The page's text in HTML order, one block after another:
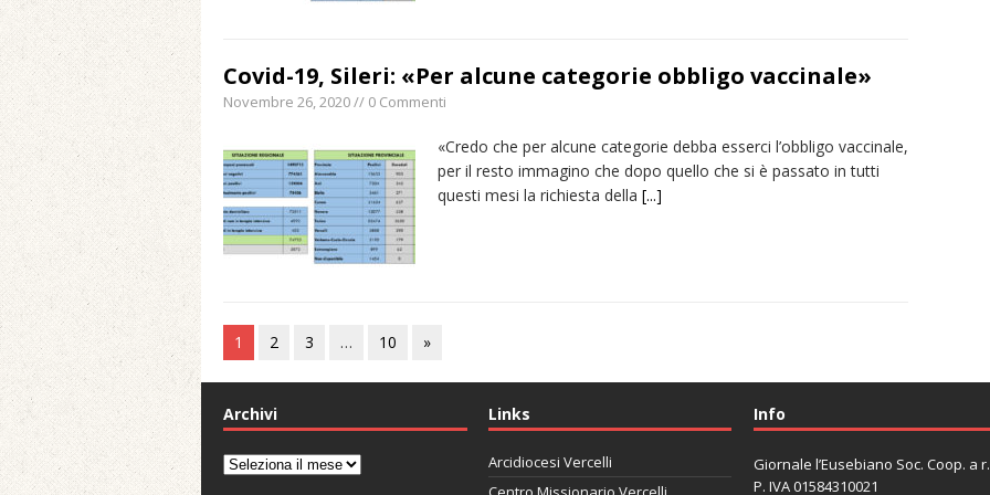
Covid-19, Sileri: «Per alcune categorie obbligo vaccinale»
Novembre 26, 2020 // 0 Commenti
«Credo che per alcune categorie debba esserci l’obbligo vaccinale,
per il resto immagino che dopo quello che si è passato in tutti
questi mesi la richiesta della [...]
1 2 3 … 10 »
Archivi
Archivi
Links
Arcidiocesi Vercelli
Info
Giornale l’Eusebiano Soc. Coop. a
P. IVA 01584310021